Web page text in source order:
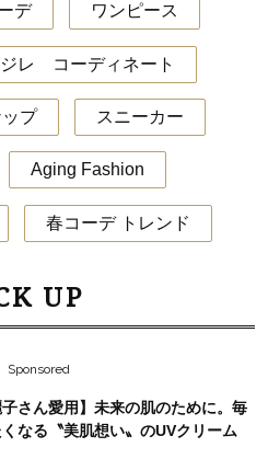
デ ワンピース
ジレ コーディネート
プ スニーカー
Aging Fashion
春コーデ トレンド
UP
Sponsored
子さん愛用】未来の肌のために。毎
くなる〝美肌想い〟のUVクリーム